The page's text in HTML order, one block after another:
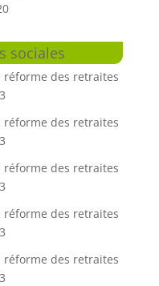
sociales
des retraites
des retraites
des retraites
des retraites
des retraites